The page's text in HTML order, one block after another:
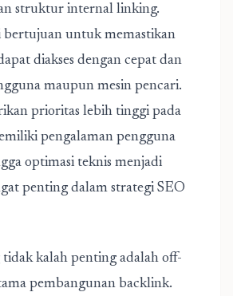
struktur internal linking.
bertujuan untuk memastikan
diakses dengan cepat dan
maupun mesin pencari.
prioritas lebih tinggi pada
pengalaman pengguna
optimasi teknis menjadi
penting dalam strategi SEO
tidak kalah penting adalah off-
pembangunan backlink.